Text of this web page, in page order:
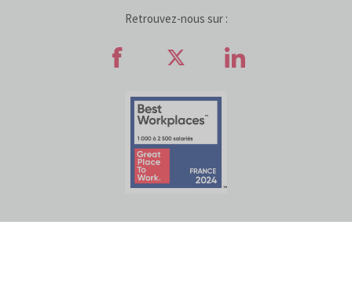
Retrouvez-nous sur :
Retrouvez-nous sur
Retrouvez-nous
Retrouvez-